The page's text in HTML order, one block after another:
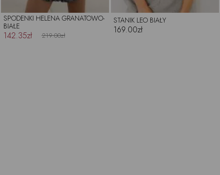
SPODENKI HELENA GRANATOWO-
BIAŁE
142.35zł 219.00zł
STANIK LEO BIAŁY
169.00zł